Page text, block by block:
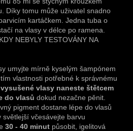
Díky tomu může uživatel snadno
kartáčkem. Jedna tuba o
na vlasy v délce po ramena.
NEBYLY TESTOVÁNY NA
umyjte mírně kyselým šampónem
vlastnosti potřebné k správnému
vysušené vlasy naneste štětcem
do vlasů dokud nezačne pěnit.
pigment dostane lépe do vlasů
světlejší včesávejte barvu
30 - 40 minut působit, igelitová